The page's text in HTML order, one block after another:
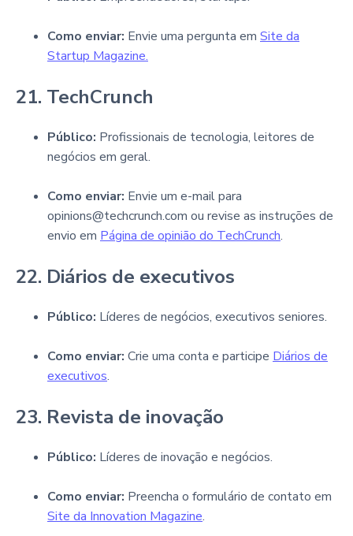
Como enviar: Envie uma pergunta em Site da
Startup Magazine.
21. TechCrunch
Público: Profissionais de tecnologia, leitores de
negócios em geral.
Como enviar: Envie um e-mail para
opinions@techcrunch.com ou revise as instruções de
envio em Página de opinião do TechCrunch.
22. Diários de executivos
Público: Líderes de negócios, executivos seniores.
Como enviar: Crie uma conta e participe Diários de
executivos.
23. Revista de inovação
Público: Líderes de inovação e negócios.
Como enviar: Preencha o formulário de contato em
Site da Innovation Magazine.